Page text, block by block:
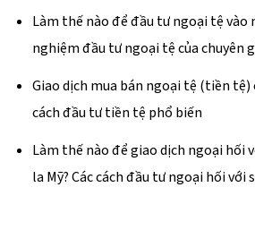
pháp?
Làm thế nào để đầu tư ngoại tệ vào
nghiệm đầu tư ngoại tệ của chuyên
Giao dịch mua bán ngoại tệ (tiền tệ)
cách đầu tư tiền tệ phổ biến
Làm thế nào để giao dịch ngoại hối
la Mỹ? Các cách đầu tư ngoại hối với